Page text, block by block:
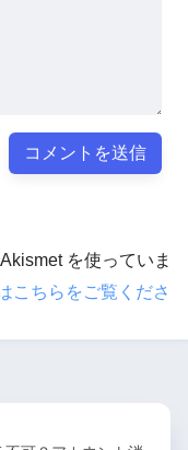
を使っていま
こちらをご覧くださ